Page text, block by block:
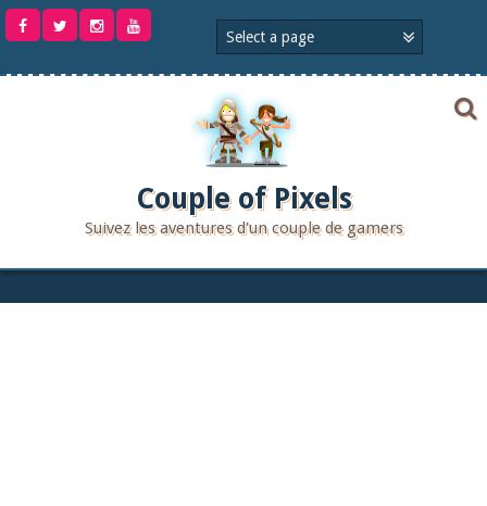
Aller
Couple of Pixels
Suivez les aventures d'un couple de gamers